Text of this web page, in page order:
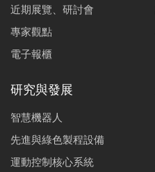
近期展覽、研討會
專家觀點
電子報櫃
研究與發展
智慧機器人
先進與綠色製程設備
運動控制核心系統